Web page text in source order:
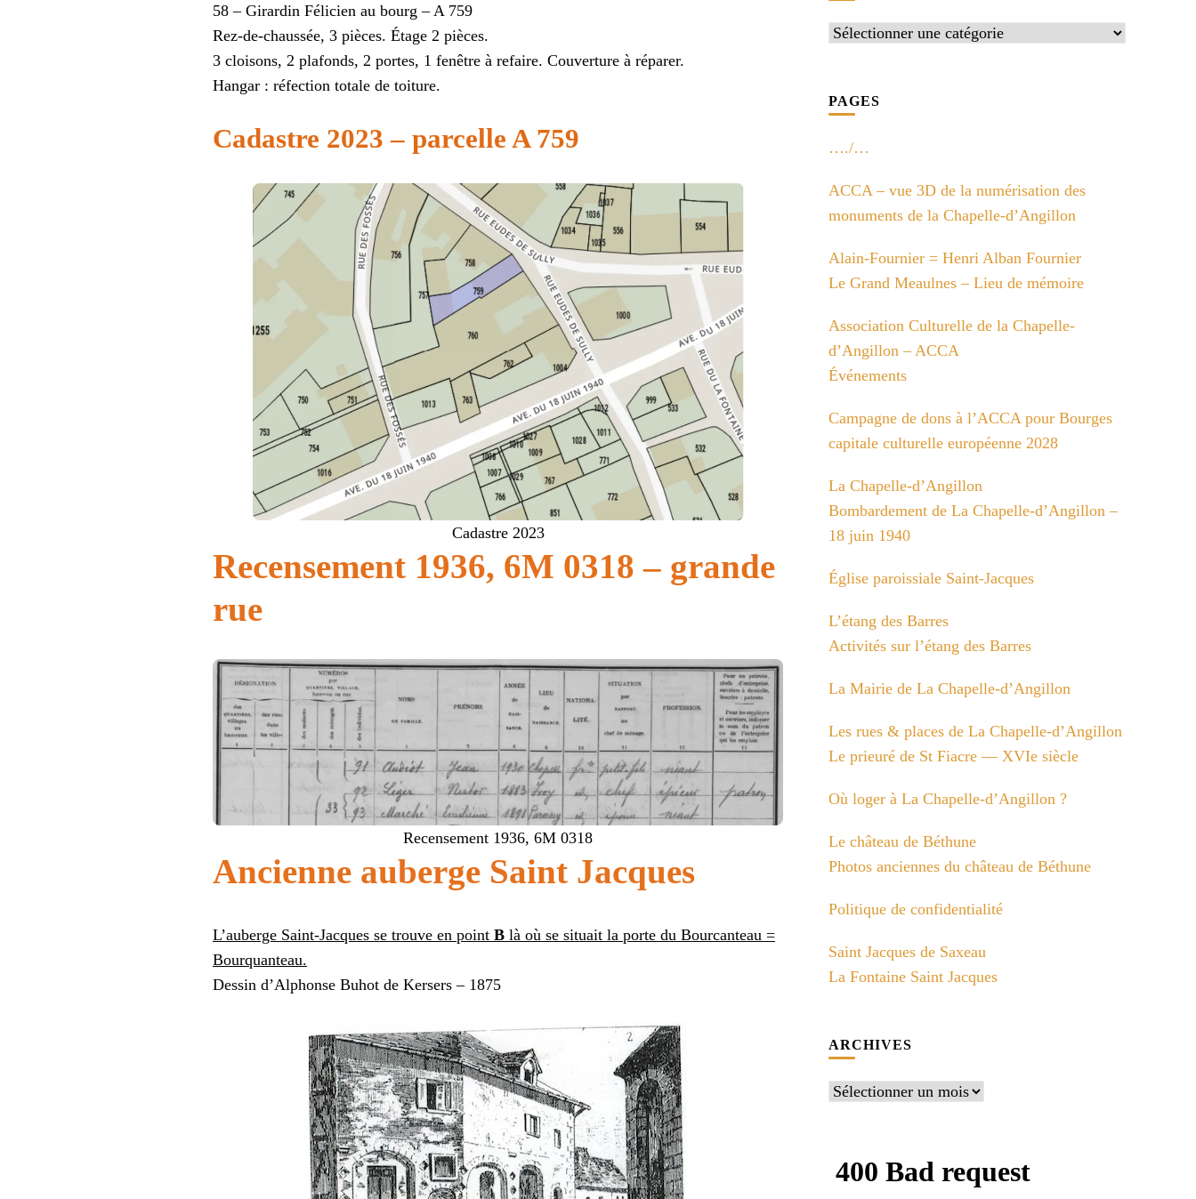
58 – Girardin Félicien au bourg – A 759
Rez-de-chaussée, 3 pièces. Étage 2 pièces.
3 cloisons, 2 plafonds, 2 portes, 1 fenêtre à refaire. Couverture à réparer.
Hangar : réfection totale de toiture.
Cadastre 2023 – parcelle A 759
Cadastre 2023
Recensement 1936, 6M 0318 – grande
rue
Recensement 1936, 6M 0318
Ancienne auberge Saint Jacques
L’auberge Saint-Jacques se trouve en point B là où se situait la porte du Bourcanteau =
Bourquanteau.
Dessin d’Alphonse Buhot de Kersers – 1875
Catégories
PAGES
…./…
ACCA – vue 3D de la numérisation des
monuments de la Chapelle-d’Angillon
Alain-Fournier = Henri Alban Fournier
Le Grand Meaulnes – Lieu de mémoire
Association Culturelle de la Chapelle-
d’Angillon – ACCA
Événements
Campagne de dons à l’ACCA pour Bourges
capitale culturelle européenne 2028
La Chapelle-d’Angillon
Bombardement de La Chapelle-d’Angillon –
18 juin 1940
Église paroissiale Saint-Jacques
L’étang des Barres
Activités sur l’étang des Barres
La Mairie de La Chapelle-d’Angillon
Les rues & places de La Chapelle-d’Angillon
Le prieuré de St Fiacre — XVIe siècle
Où loger à La Chapelle-d’Angillon ?
Le château de Béthune
Photos anciennes du château de Béthune
Politique de confidentialité
Saint Jacques de Saxeau
La Fontaine Saint Jacques
ARCHIVES
Archives